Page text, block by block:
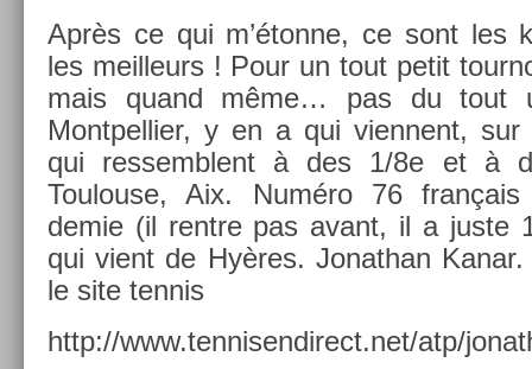
Après ce qui m’étonne, ce sont les
les meil­leurs ! Pour un tout petit
mais quand même… pas du tout
Montpel­li­er, y en a qui vien­nent,
qui re­ssemblent à des 1/8e et à
Toulouse, Aix. Numéro 76
demie (il re­ntre pas avant, il a juste
qui vient de Hyères. Jonat­han Kanar.
le site ten­nis
http://www.tennisendirect.net/atp/